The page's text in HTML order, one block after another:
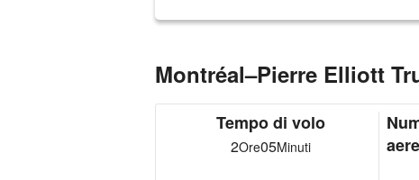
Montréal–Pierre Elliott
Tempo di volo
2Ore05Minuti